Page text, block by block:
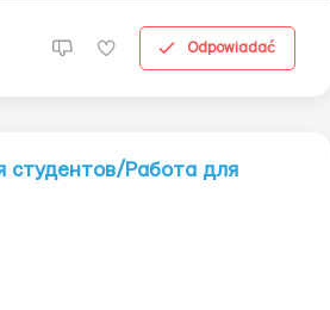
сотрудники, рабо...
Odpowiadać
студентов/Работа для